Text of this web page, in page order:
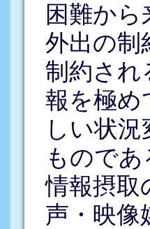
困難か
外出の制
制約され
報を極め
しい状
ものであ
情報摂取
声・映像